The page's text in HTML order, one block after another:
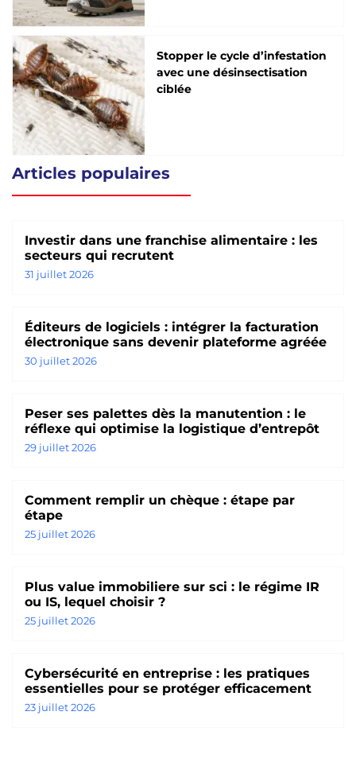
Stopper le cycle d’infestation
avec une désinsectisation
ciblée
Articles populaires
Investir dans une franchise alimentaire : les
secteurs qui recrutent
31 juillet 2026
Éditeurs de logiciels : intégrer la facturation
électronique sans devenir plateforme agréée
30 juillet 2026
Peser ses palettes dès la manutention : le
réflexe qui optimise la logistique d’entrepôt
29 juillet 2026
Comment remplir un chèque : étape par
étape
25 juillet 2026
Plus value immobiliere sur sci : le régime IR
ou IS, lequel choisir ?
25 juillet 2026
Cybersécurité en entreprise : les pratiques
essentielles pour se protéger efficacement
23 juillet 2026